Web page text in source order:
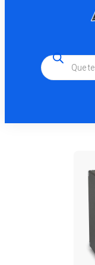
Búsqueda
de
productos